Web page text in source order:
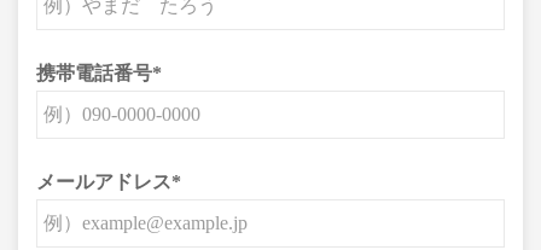
携帯電話番号*
メールアドレス*